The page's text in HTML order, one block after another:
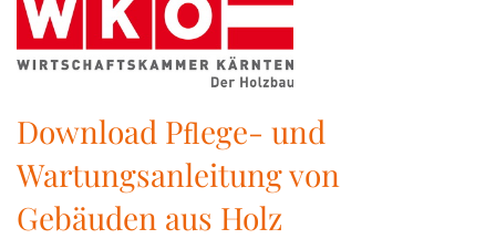
Download Pﬂege- und
Wartungsanleitung von
Gebäuden aus Holz